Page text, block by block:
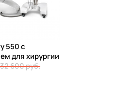
550 с
для хирургии
600 руб.